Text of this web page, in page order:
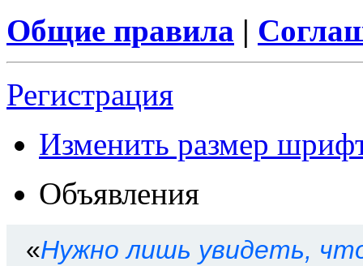
Общие правила |
Регистрация
Изменить размер
Объявления
«Нужно лишь увидеть,